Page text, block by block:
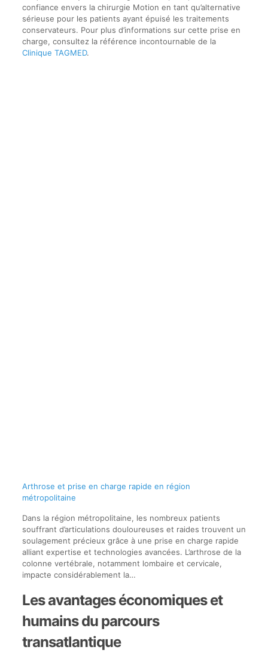
confiance envers la chirurgie Motion en tant qu’alternative
sérieuse pour les patients ayant épuisé les traitements
conservateurs. Pour plus d’informations sur cette prise en
charge, consultez la référence incontournable de la
Clinique TAGMED.
Arthrose et prise en charge rapide en région
métropolitaine
Dans la région métropolitaine, les nombreux patients
souffrant d’articulations douloureuses et raides trouvent un
soulagement précieux grâce à une prise en charge rapide
alliant expertise et technologies avancées. L’arthrose de la
colonne vertébrale, notamment lombaire et cervicale,
impacte considérablement la…
Les avantages économiques et
humains du parcours
transatlantique